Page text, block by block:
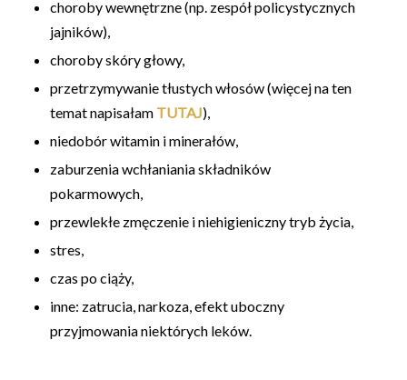
choroby wewnętrzne (np. zespół policystycznych
jajników),
choroby skóry głowy,
przetrzymywanie tłustych włosów (więcej na ten
temat napisałam TUTAJ),
niedobór witamin i minerałów,
zaburzenia wchłaniania składników
pokarmowych,
przewlekłe zmęczenie i niehigieniczny tryb życia,
stres,
czas po ciąży,
inne: zatrucia, narkoza, efekt uboczny
przyjmowania niektórych leków.